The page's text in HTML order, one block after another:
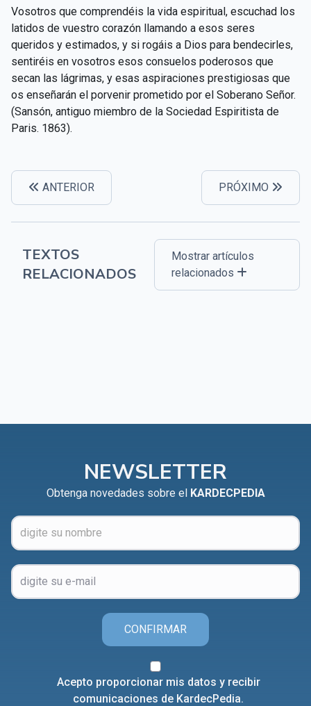
Vosotros que comprendéis la vida espiritual, escuchad los
latidos de vuestro corazón llamando a esos seres
queridos y estimados, y si rogáis a Dios para bendecirles,
sentiréis en vosotros esos consuelos poderosos que
secan las lágrimas, y esas aspiraciones prestigiosas que
os enseñarán el porvenir prometido por el Soberano Señor.
(Sansón, antiguo miembro de la Sociedad Espiritista de
Paris. 1863).
ANTERIOR PRÓXIMO
TEXTOS
RELACIONADOS
Mostrar artículos
relacionados
NEWSLETTER
Obtenga novedades sobre el KARDECPEDIA
CONFIRMAR
Acepto proporcionar mis datos y recibir
comunicaciones de KardecPedia.